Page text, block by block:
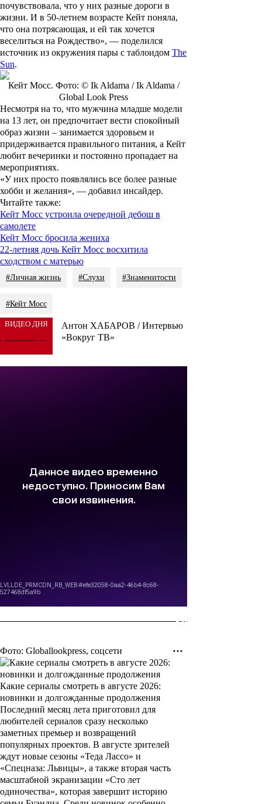
почувствовала, что у них разные дороги в
жизни. И в 50-летнем возрасте Кейт поняла,
что она потрясающая, и ей так хочется
веселиться на Рождество», — поделился
источник из окружения пары с таблоидом The
Sun.
Кейт Мосс. Фото: © Ik Aldama / Ik Aldama /
Global Look Press
Несмотря на то, что мужчина младше модели
на 13 лет, он предпочитает вести спокойный
образ жизни – занимается здоровьем и
придерживается правильного питания, а Кейт
любит вечеринки и постоянно пропадает на
мероприятиях.
«У них просто появлялись все более разные
хобби и желания», — добавил инсайдер.
Читайте также:
Кейт Мосс устроила очередной дебош в
самолете
Кейт Мосс бросила жениха
22-летняя дочь Кейт Мосс восхитила
сходством с матерью
#Личная жизнь #Слухи #Знаменитости
#Кейт Мосс
ВИДЕО ДНЯ
Антон ХАБАРОВ / Интервью
«Вокруг ТВ»
Фото: Globallookpress, соцсети
Какие сериалы смотреть в августе 2026:
новинки и долгожданные продолжения
Последний месяц лета приготовил для
любителей сериалов сразу несколько
заметных премьер и возвращений
популярных проектов. В августе зрителей
ждут новые сезоны «Теда Лассо» и
«Спецназа: Львицы», а также вторая часть
масштабной экранизации «Сто лет
одиночества», которая завершит историю